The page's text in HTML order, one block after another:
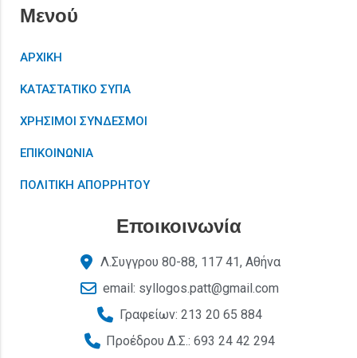
Μενού
ΑΡΧΙΚΗ
ΚΑΤΑΣΤΑΤΙΚΟ ΣΥΠΑ
ΧΡΗΣΙΜΟΙ ΣΥΝΔΕΣΜΟΙ
ΕΠΙΚΟΙΝΩΝΙΑ
ΠΟΛΙΤΙΚΗ ΑΠΟΡΡΗΤΟΥ
Εποικοινωνία
Λ.Συγγρου 80-88, 117 41, Αθήνα
email: syllogos.patt@gmail.com
Γραφείων: 213 20 65 884
Προέδρου Δ.Σ.: 693 24 42 294